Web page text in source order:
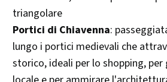
triangolare
Portici di Chiavenna:
lungo i portici medievali che
storico, ideali per lo shopping,